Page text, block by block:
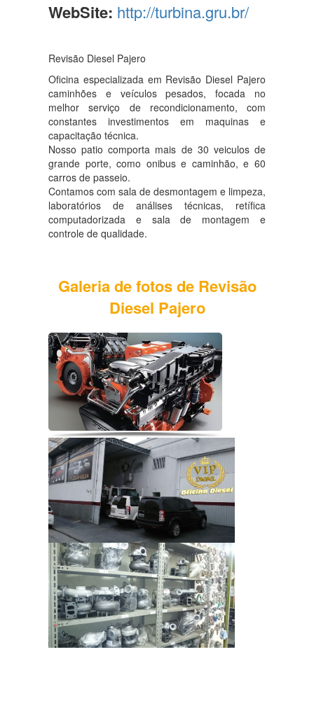
WebSite: http://turbina.gru.br/
Revisão Diesel Pajero
Oficina especializada em Revisão Diesel Pajero
caminhões e veículos pesados, focada no
melhor serviço de recondicionamento, com
constantes investimentos em maquinas e
capacitação técnica.
Nosso patio comporta mais de 30 veiculos de
grande porte, como onibus e caminhão, e 60
carros de passeio.
Contamos com sala de desmontagem e limpeza,
laboratórios de análises técnicas, retífica
computadorizada e sala de montagem e
controle de qualidade.
Galeria de fotos de Revisão
Diesel Pajero